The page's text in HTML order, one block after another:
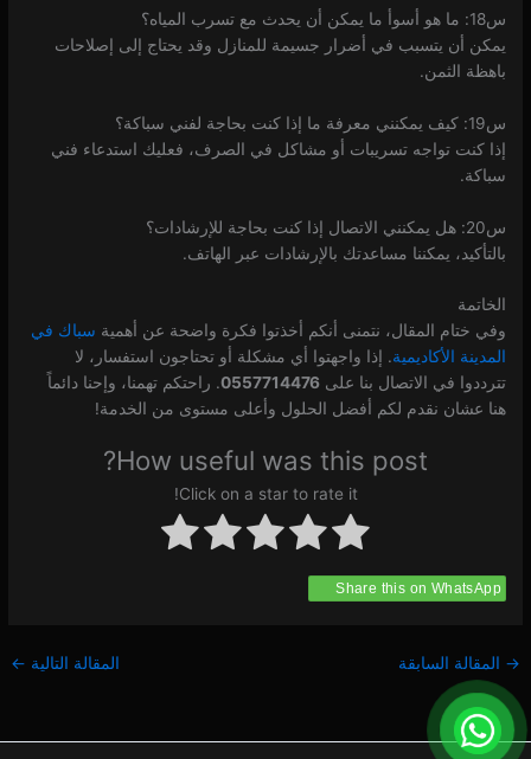
س18: ما هو أسوأ ما يمكن أن يحدث مع تسرب المياه؟
يمكن أن يتسبب في أضرار جسيمة للمنازل وقد يحتاج إلى إصلاحات
باهظة الثمن.
س19: كيف يمكنني معرفة ما إذا كنت بحاجة لفني سباكة؟
إذا كنت تواجه تسريبات أو مشاكل في الصرف، فعليك استدعاء فني
سباكة.
س20: هل يمكنني الاتصال إذا كنت بحاجة للإرشادات؟
بالتأكيد، يمكننا مساعدتك بالإرشادات عبر الهاتف.
الخاتمة
وفي ختام المقال، نتمنى أنكم أخذتوا فكرة واضحة عن أهمية سباك في
المدينة الأكاديمية. إذا واجهتوا أي مشكلة أو تحتاجون استفسار، لا
تترددوا في الاتصال بنا على0557714476. راحتكم تهمنا، وإحنا دائماً
هنا عشان نقدم لكم أفضل الحلول وأعلى مستوى من الخدمة!
How useful was this post?
Click on a star to rate it!
Share this on WhatsApp
→ المقالة السابقة المقالة التالية ←